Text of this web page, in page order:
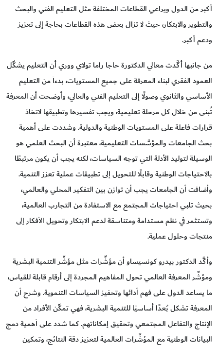
أكبر من الدول ويراعي القطاعات المختلفة مثل التعليم الفني والبحث
والتطوير والابتكار، حيث لا تزال بعض هذه القطاعات بحاجة إلى تعزيز
ودعم أكبر.
من جانبها أكَّدت معالي الدكتورة حاجا راما تولاي ووري أن التعليم يشكِّل
العمود الفقري لبناء المعرفة على جميع المستويات، بدءاً من التعليم
الأساسي والثانوي وصولًا إلى التعليم الفني والعالي، وأوضحت أن المعرفة
تُبنى من خلال كل مرحلة تعليمية، ويجب تفسيرها وتطبيقها لاتخاذ
قرارات فاعلة على المستويات الوطنية والدولية. وشددت على أهمية
بحث الجامعات والمؤسَّسات التعليمية، معتبرة أن البحث العلمي هو
الوسيلة لتوليد الأدلة التي توجه السياسات، لكنه يجب أن يكون مرتبطًا
بالاحتياجات الوطنية وقابلًا للتحويل إلى تطبيقات عملية تعزز التنمية.
وأضافت أن الجامعات يجب أن توازن بين التفكير المحلي والعالمي،
بحيث تلبي احتياجات المجتمع مع الاستفادة من التجارب العالمية،
وتستثمر في نظم مستدامة ومتناسقة لدعم الابتكار وتحويل الأفكار إلى
منتجات وحلول عملية.
وأكَّد الدكتور بيدرو كونسيساو أن مؤشِّرات مثل مؤشِّر التنمية البشرية
ومؤشِّر المعرفة العالمي تحول المفاهيم المجردة إلى أرقام قابلة للقياس،
ما يساعد الدول على فهم أدائها وتحفيز السياسات التنموية. وشرح أن
المعرفة تشكل بُعدًا أساسيًا للتنمية البشرية، فهي تمكِّن الأفراد من
الإنتاج والتفاعل المجتمعي وتحقيق إمكاناتهم. كما شدد على أهمية دمج
البيانات الوطنية مع المؤشِّرات العالمية لتعزيز دقة النتائج، وتمكين